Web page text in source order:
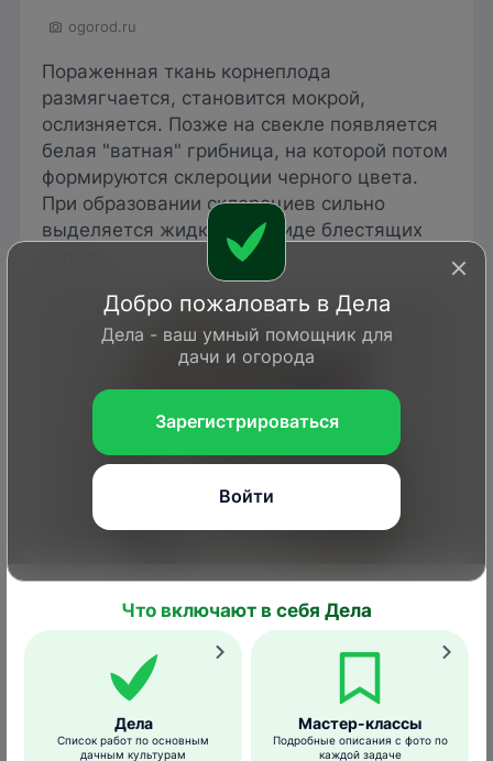
ogorod.ru
Пораженная ткань корнеплода
размягчается, становится мокрой,
ослизняется. Позже на свекле появляется
белая "ватная" грибница, на которой потом
формируются склероции черного цвета.
При образовании склероциев сильно
выделяется жидкость в виде блестящих
Ola079/ dreamstime.com
Корнеплод загнивает полностью и
становится непригоден к употреблению.
Добро пожаловать в Дела
Дела - ваш умный помощник для
дачи и огорода
Зарегистрироваться
Войти
Что включают в себя Дела
Дела
Список работ по основным
дачным культурам
Мастер-классы
Подробные описания с фото по
каждой задаче